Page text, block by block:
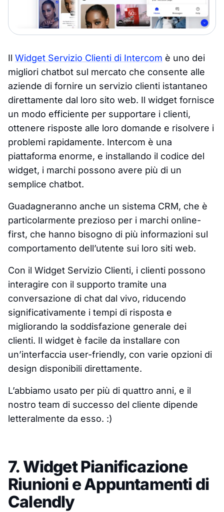
Il Widget Servizio Clienti di Intercom è uno dei
migliori chatbot sul mercato che consente alle
aziende di fornire un servizio clienti istantaneo
direttamente dal loro sito web. Il widget fornisce
un modo efficiente per supportare i clienti,
ottenere risposte alle loro domande e risolvere i
problemi rapidamente. Intercom è una
piattaforma enorme, e installando il codice del
widget, i marchi possono avere più di un
semplice chatbot.
Guadagneranno anche un sistema CRM, che è
particolarmente prezioso per i marchi online-
first, che hanno bisogno di più informazioni sul
comportamento dell’utente sui loro siti web.
Con il Widget Servizio Clienti, i clienti possono
interagire con il supporto tramite una
conversazione di chat dal vivo, riducendo
significativamente i tempi di risposta e
migliorando la soddisfazione generale dei
clienti. Il widget è facile da installare con
un’interfaccia user-friendly, con varie opzioni di
design disponibili direttamente.
L’abbiamo usato per più di quattro anni, e il
nostro team di successo del cliente dipende
letteralmente da esso. :)
7. Widget Pianificazione
Riunioni e Appuntamenti di
Calendly